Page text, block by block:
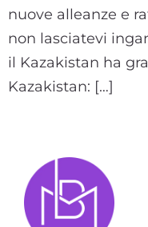
nuove alleanze e
non lasciatevi
il Kazakistan ha
Kazakistan: […]